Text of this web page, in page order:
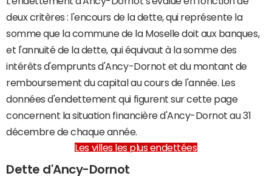
deux critères : l'encours de la dette, qui représente la
somme que la commune de la Moselle doit aux banques,
et l'annuité de la dette, qui équivaut à la somme des
intérêts d'emprunts d'Ancy-Dornot et du montant de
remboursement du capital au cours de l'année. Les
données d'endettement qui figurent sur cette page
concernent la situation financière d'Ancy-Dornot au 31
décembre de chaque année.
Les villes les plus endettées
Dette d'Ancy-Dornot